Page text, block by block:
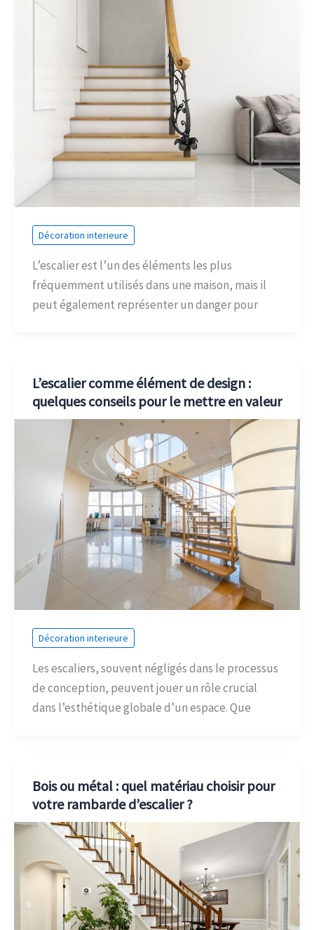
Décoration interieure
L’escalier est l’un des éléments les plus
fréquemment utilisés dans une maison, mais il
peut également représenter un danger pour
L’escalier comme élément de design :
quelques conseils pour le mettre en valeur
Décoration interieure
Les escaliers, souvent négligés dans le processus
de conception, peuvent jouer un rôle crucial
dans l’esthétique globale d’un espace. Que
Bois ou métal : quel matériau choisir pour
votre rambarde d’escalier ?